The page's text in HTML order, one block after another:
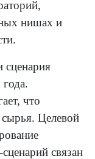
нишах и
сценария
что
сырья. Целевой
связан